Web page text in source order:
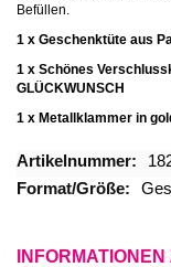
Befüllen.
1 x Geschenktüte aus
1 x Schönes
GLÜCKWUNSCH
1 x Metallklammer in
Mehr
Informationen